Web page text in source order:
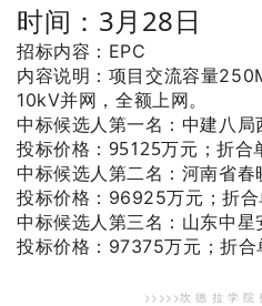
时间：3月28日
招标内容：EPC
内容说明：项目交流容量
10kV并网，全额上网。
中标候选人第一名 ：中建八
投标价格：95125万元；折合
中标候选人第二名 ：河南省
投标价格：96925万元；折合
中标候选人第三名 ：山东中
投标价格：97375万元；折合
>>>>>坎 德 拉 学 院